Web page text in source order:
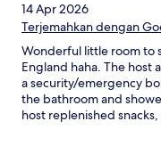
14 Apr 2026
Terjemahkan dengan
Wonderful little room to
England haha. The host
a security/emergency
the bathroom and
host replenished